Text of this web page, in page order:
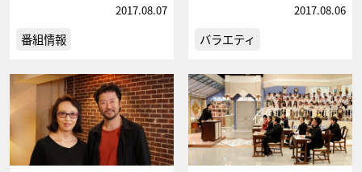
2017.08.07
番組情報
2017.08.06
バラエティ